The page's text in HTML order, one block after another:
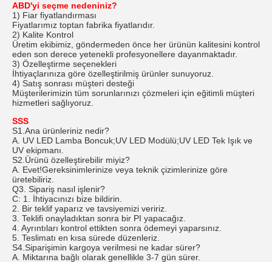
ABD'yi seçme nedeniniz?
1) Fiar fiyatlandırması
Fiyatlarımız toptan fabrika fiyatlarıdır.
2) Kalite Kontrol
Üretim ekibimiz, göndermeden önce her ürünün kalitesini kontrol
eden son derece yetenekli profesyonellere dayanmaktadır.
3) Özelleştirme seçenekleri
İhtiyaçlarınıza göre özelleştirilmiş ürünler sunuyoruz.
4) Satış sonrası müşteri desteği
Müşterilerimizin tüm sorunlarınızı çözmeleri için eğitimli müşteri
hizmetleri sağlıyoruz.
SSS
S1.Ana ürünleriniz nedir?
A. UV LED Lamba Boncuk;UV LED Modülü;UV LED Tek Işık ve
UV ekipmanı.
S2.Ürünü özelleştirebilir miyiz?
A. Evet!Gereksinimlerinize veya teknik çizimlerinize göre
üretebiliriz.
Q3
Sipariş nasıl işlenir?
C: 1. İhtiyacınızı bize bildirin.
2. Bir teklif yaparız ve tavsiyemizi veririz.
3. Teklifi onayladıktan sonra bir PI yapacağız.
4. Ayrıntıları kontrol ettikten sonra ödemeyi yaparsınız.
5. Teslimatı en kısa sürede düzenleriz.
S4.Siparişimin kargoya verilmesi ne kadar sürer?
A. Miktarına bağlı olarak genellikle 3-7 gün sürer.